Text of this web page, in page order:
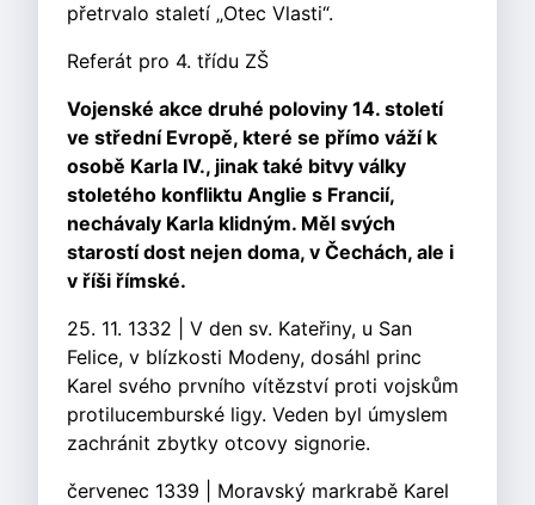
přetrvalo staletí „Otec Vlasti“.
Referát pro 4. třídu ZŠ
Vojenské akce druhé poloviny 14. století
ve střední Evropě, které se přímo váží k
osobě Karla IV., jinak také bitvy války
stoletého konfliktu Anglie s Francií,
nechávaly Karla klidným. Měl svých
starostí dost nejen doma, v Čechách, ale i
v říši římské.
25. 11. 1332 | V den sv. Kateřiny, u San
Felice, v blízkosti Modeny, dosáhl princ
Karel svého prvního vítězství proti vojskům
protilucemburské ligy. Veden byl úmyslem
zachránit zbytky otcovy signorie.
červenec 1339 | Moravský markrabě Karel